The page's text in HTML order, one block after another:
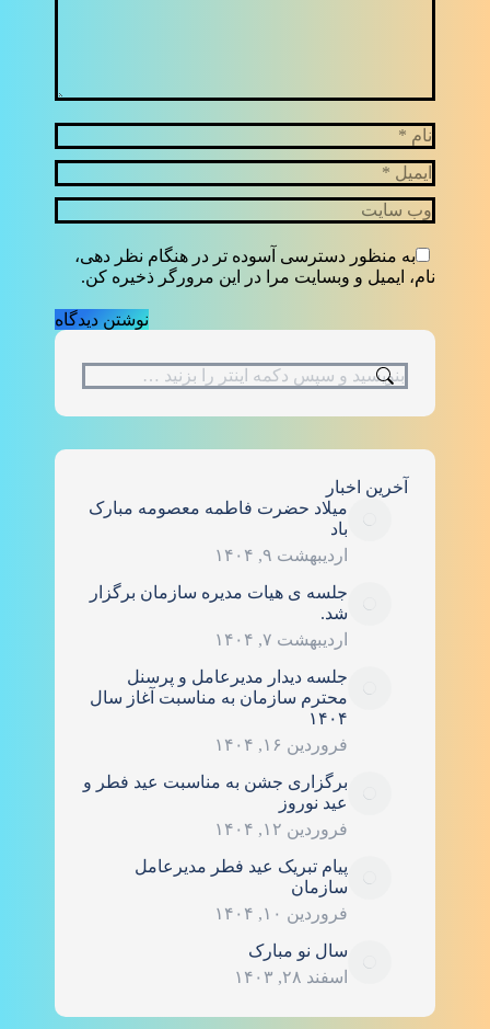
نام *
ایمیل *
وب سایت
به منظور دسترسی آسوده تر در هنگام نظر دهی،
نام، ایمیل و وبسایت مرا در این مرورگر ذخیره کن.
نوشتن دیدگاه
جستجو:
آخرین اخبار
میلاد حضرت فاطمه معصومه مبارک
باد
اردیبهشت ۹, ۱۴۰۴
جلسه ی هیات مدیره سازمان برگزار
شد.
اردیبهشت ۷, ۱۴۰۴
جلسه دیدار مدیرعامل و پرسنل
محترم سازمان به مناسبت آغاز سال
۱۴۰۴
فروردین ۱۶, ۱۴۰۴
برگزاری جشن به مناسبت عید فطر و
عید نوروز
فروردین ۱۲, ۱۴۰۴
پیام تبریک عید فطر مدیرعامل
سازمان
فروردین ۱۰, ۱۴۰۴
سال نو مبارک
اسفند ۲۸, ۱۴۰۳